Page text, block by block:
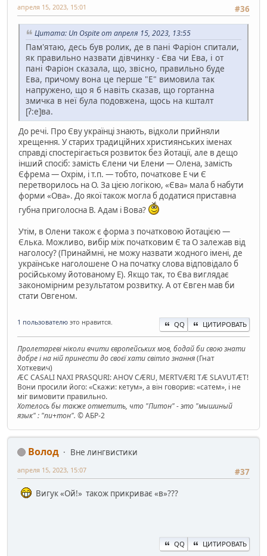
#36
апреля 15, 2023, 15:01
Цитата: Un Ospite от апреля 15, 2023, 13:55
Пам'ятаю, десь був ролик, де в пані Фаріон спитали,
як правильно назвати дівчинку - Єва чи Ева, і от
пані Фаріон сказала, що, звісно, правильно буде
Ева, причому вона це перше "Е" вимовила так
напружено, що я б навіть сказав, що гортанна
змичка в неї була подовжена, щось на кшталт
[ʔ:е]ва.
До речі. Про Єву українці знають, відколи прийняли
хрещення. У старих традиційних християнських іменах
справді спостерігається розвиток без йотації, але в дещо
інший спосіб: замість Єлени чи Елени — Олена, замість
Єфрема — Охрім, і т.п. — тобто, початкове Е чи Є
перетворилось на О. За цією логікою, «Єва» мала б набути
форми «Ова». До якої також могла б додатися приставна
губна приголосна В. Адам і Вова?
Утім, в Олени також є форма з початковою йотацією —
Єлька. Можливо, вибір між початковим Є та О залежав від
наголосу? (Принаймні, не можу назвати жодного імені, де
українське наголошене О на початку слова відповідало б
російському йотованому Е). Якщо так, то Єва виглядає
закономірним результатом розвитку. А от Євген мав би
стати Овгеном.
1 пользователю это нравится. QQ ЦИТИРОВАТЬ
Пролетареві ніколи вчити європейських мов, бодай би свою знати
добре і на ній принести до своєї хати світло знання(Гнат
Хоткевич)
ÆC CASALI NAXI PRASQURI: AHOV CÆRU, MERTVÆRI TÆ SLAVUTÆT!
Вони просили його: «Скажи: кетум», а він говорив: «сатем», і не
міг вимовити правильно.
Хотелось бы также отметить, что "Питон" - это "мышиный
язык" : "пи+тон". © АБР-2
Волод
Вне лингвистики
#37
апреля 15, 2023, 15:07
Вигук «Ой!» також прикриває «в»???
QQ ЦИТИРОВАТЬ